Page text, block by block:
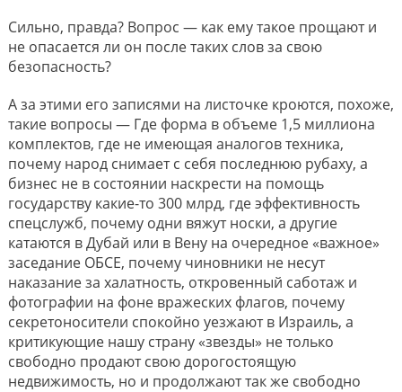
Сильно, правда? Вопрос — как ему такое прощают и
не опасается ли он после таких слов за свою
безопасность?
А за этими его записями на листочке кроются, похоже,
такие вопросы — Где форма в объеме 1,5 миллиона
комплектов, где не имеющая аналогов техника,
почему народ снимает с себя последнюю рубаху, а
бизнес не в состоянии наскрести на помощь
государству какие-то 300 млрд, где эффективность
спецслужб, почему одни вяжут носки, а другие
катаются в Дубай или в Вену на очередное «важное»
заседание ОБСЕ, почему чиновники не несут
наказание за халатность, откровенный саботаж и
фотографии на фоне вражеских флагов, почему
секретоносители спокойно уезжают в Израиль, а
критикующие нашу страну «звезды» не только
свободно продают свою дорогостоящую
недвижимость, но и продолжают так же свободно